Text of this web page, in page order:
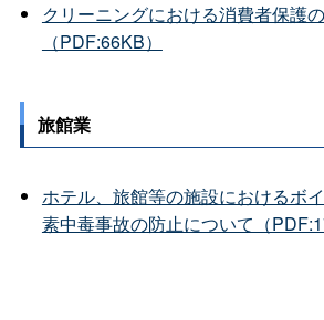
クリーニングにおける消費者保護
（PDF:66KB）
旅館業
ホテル、旅館等の施設におけるボ
素中毒事故の防止について（